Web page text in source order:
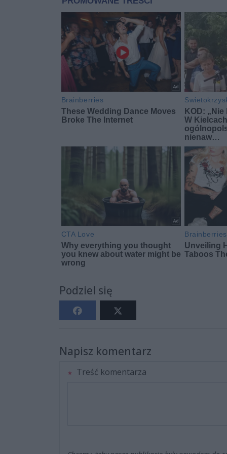
Podziel się
Napisz komentarz
Treść komentarza